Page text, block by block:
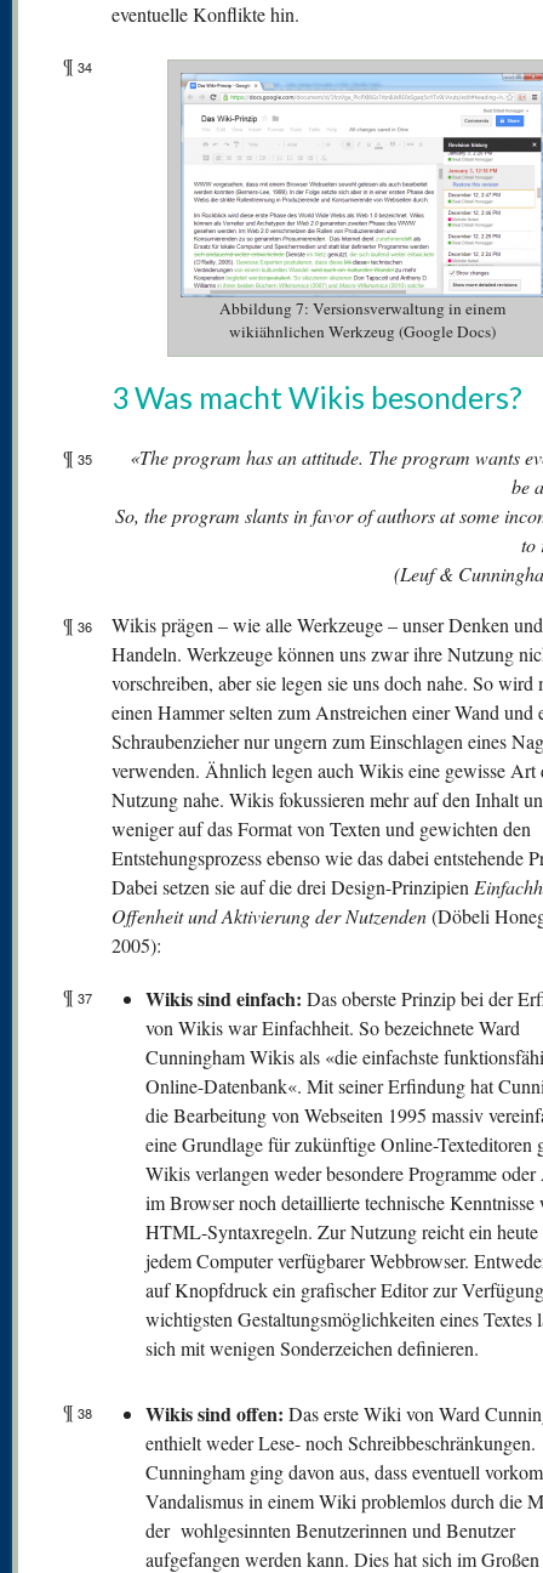
eventuelle Konflikte hin.
¶ 34
Abbildung 7: Versionsverwaltung in einem
wikiähnlichen Werkzeug (Google Docs)
3 Was macht Wikis besonders?
¶ 35
«The program has an attitude. The program wants
be
So, the program slants in favor of authors at some
to
(Leuf &
¶ 36
Wikis prägen – wie alle Werkzeuge – unser Denken und
Handeln. Werkzeuge können uns zwar ihre Nutzung
vorschreiben, aber sie legen sie uns doch nahe. So wird
einen Hammer selten zum Anstreichen einer Wand und
Schraubenzieher nur ungern zum Einschlagen eines
verwenden. Ähnlich legen auch Wikis eine gewisse Art
Nutzung nahe. Wikis fokussieren mehr auf den Inhalt
weniger auf das Format von Texten und gewichten den
Entstehungsprozess ebenso wie das dabei entstehende
Dabei setzen sie auf die drei Design-Prinzipien
Offenheit und Aktivierung der Nutzenden(Döbeli
2005):
¶ 37 Wikis sind einfach: Das oberste Prinzip bei der
von Wikis war Einfachheit. So bezeichnete Ward
Cunningham Wikis als «die einfachste
Online-Datenbank«. Mit seiner Erfindung hat
die Bearbeitung von Webseiten 1995 massiv
eine Grundlage für zukünftige Online-Texteditoren
Wikis verlangen weder besondere Programme
im Browser noch detaillierte technische
HTML-Syntaxregeln. Zur Nutzung reicht ein heute
jedem Computer verfügbarer Webbrowser.
auf Knopfdruck ein grafischer Editor zur
wichtigsten Gestaltungsmöglichkeiten eines Textes
sich mit wenigen Sonderzeichen definieren.
¶ 38 Wikis sind offen: Das erste Wiki von Ward
enthielt weder Lese- noch Schreibbeschränkungen.
Cunningham ging davon aus, dass eventuell
Vandalismus in einem Wiki problemlos durch die
der wohlgesinnten Benutzerinnen und Benutzer
aufgefangen werden kann. Dies hat sich im